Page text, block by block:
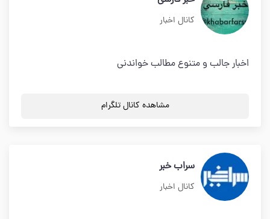
کانال اخبار
اخبار جالب و متنوع مطالب خواندني
مشاهده کانال تلگرام
سراب خبر
کانال اخبار